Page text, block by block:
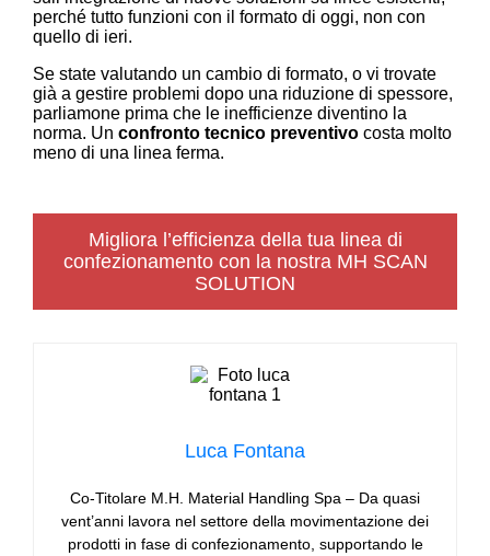
perché tutto funzioni con il formato di oggi, non con
quello di ieri.
Se state valutando un cambio di formato, o vi trovate
già a gestire problemi dopo una riduzione di spessore,
parliamone prima che le inefficienze diventino la
norma. Un confronto tecnico preventivo costa molto
meno di una linea ferma.
Migliora l’efficienza della tua linea di
confezionamento con la nostra MH SCAN
SOLUTION
Luca Fontana
Co-Titolare M.H. Material Handling Spa – Da quasi
vent’anni lavora nel settore della movimentazione dei
prodotti in fase di confezionamento, supportando le